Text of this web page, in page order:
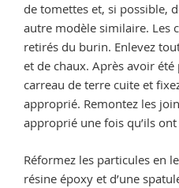
de tomettes et, si possible,
autre modèle similaire. Les
retirés du burin. Enlevez
et de chaux. Après avoir été
carreau de terre cuite et
approprié. Remontez les
approprié une fois qu’ils ont
Réformez les particules en
résine époxy et d’une